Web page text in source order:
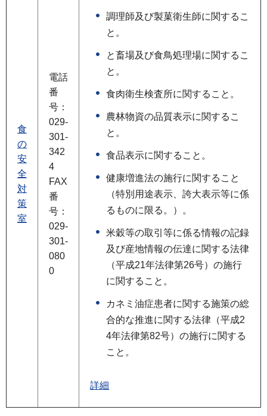
食
の
安
全
対
策
室
電話
番
号：
029-
301-
342
4
FAX
番
号：
029-
301-
080
0
調理師及び製菓衛生師に関するこ
と。
と畜場及び食鳥処理場に関するこ
と。
食肉衛生検査所に関すること。
農林物資の品質表示に関するこ
と。
食品表示に関すること。
健康増進法の施行に関すること
（特別用途表示、誇大表示等に係
るものに限る。）。
米穀等の取引等に係る情報の記録
及び産地情報の伝達に関する法律
（平成21年法律第26号）の施行
に関すること。
カネミ油症患者に関する施策の総
合的な推進に関する法律（平成2
4年法律第82号）の施行に関する
こと。
詳細